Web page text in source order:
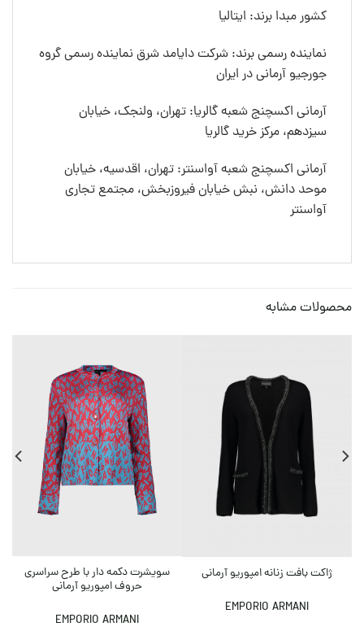
کشور مبدا برند: ایتالیا
نماینده رسمی برند: شرکت دایامد شرق نماینده رسمی گروه
جورجیو آرمانی در ایران
آرمانی اکسچنج شعبه گالریا: تهران، ولنجک، خیابان
سیزدهم، مرکز خرید گالریا
آرمانی اکسچنج شعبه آواسنتر: تهران، اقدسیه، خیابان
موحد دانش، نبش خیابان فیروزبخش، مجتمع تجاری
آواسنتر
محصولات مشابه
ژاکت بافت زنانه امپوریو آرمانی
EMPORIO ARMANI
سویشرت دکمه دار با طرح سراسری
حروف امپوریو آرمانی
EMPORIO ARMANI